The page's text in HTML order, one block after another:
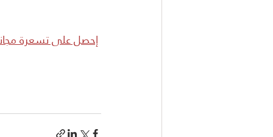
إحصل على تسعرة